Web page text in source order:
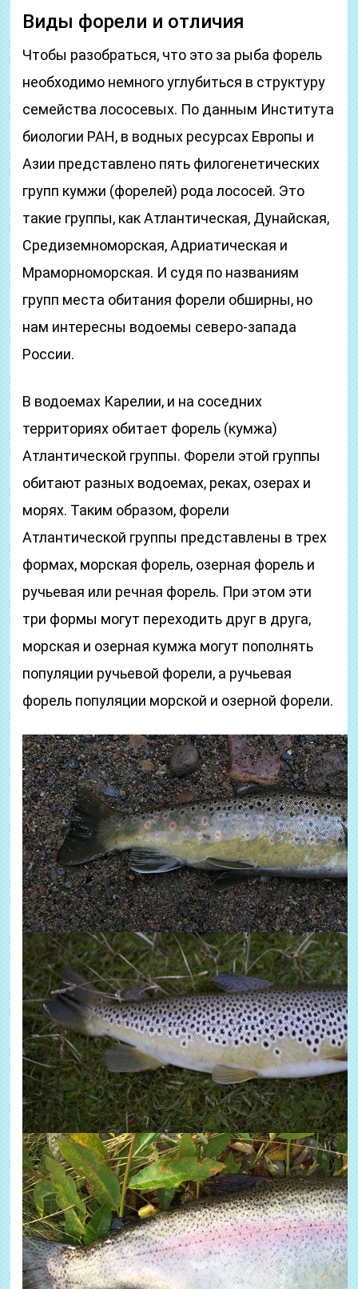
Виды форели и отличия
Чтобы разобраться, что это за рыба форель
необходимо немного углубиться в структуру
семейства лососевых. По данным Института
биологии РАН, в водных ресурсах Европы и
Азии представлено пять филогенетических
групп кумжи (форелей) рода лососей. Это
такие группы, как Атлантическая, Дунайская,
Средиземноморская, Адриатическая и
Мраморноморская. И судя по названиям
групп места обитания форели обширны, но
нам интересны водоемы северо-запада
России.
В водоемах Карелии, и на соседних
территориях обитает форель (кумжа)
Атлантической группы. Форели этой группы
обитают разных водоемах, реках, озерах и
морях. Таким образом, форели
Атлантической группы представлены в трех
формах, морская форель, озерная форель и
ручьевая или речная форель. При этом эти
три формы могут переходить друг в друга,
морская и озерная кумжа могут пополнять
популяции ручьевой форели, а ручьевая
форель популяции морской и озерной форели.